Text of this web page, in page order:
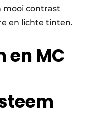
mooi contrast
en lichte tinten.
en MC